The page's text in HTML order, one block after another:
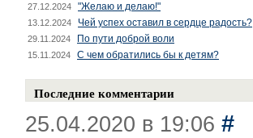
27.12.2024 "Желаю и делаю!"
13.12.2024 Чей успех оставил в сердце радость?
29.11.2024 По пути доброй воли
15.11.2024 С чем обратились бы к детям?
Последние комментарии
25.04.2020 в 19:06 #